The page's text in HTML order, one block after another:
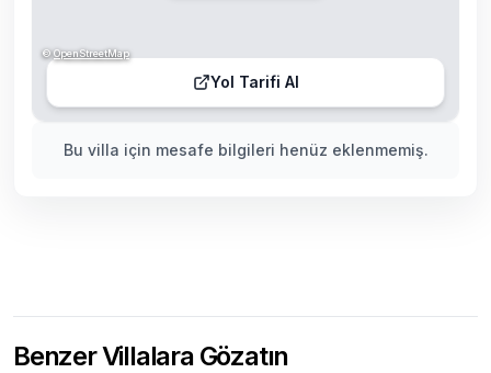
Bu villa için mesafe bilgileri henüz eklenmemiş.
Yol Tarifi Al
©OpenStreetMap
Benzer Villalara Gözatın